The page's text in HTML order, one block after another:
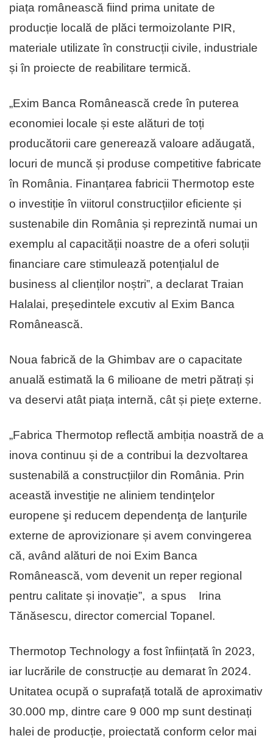
piața românească fiind prima unitate de
producție locală de plăci termoizolante PIR,
materiale utilizate în construcții civile, industriale
și în proiecte de reabilitare termică.
„Exim Banca Românească crede în puterea
economiei locale și este alături de toți
producătorii care generează valoare adăugată,
locuri de muncă și produse competitive fabricate
în România. Finanțarea fabricii Thermotop este
o investiție în viitorul construcțiilor eficiente și
sustenabile din România și reprezintă numai un
exemplu al capacității noastre de a oferi soluții
financiare care stimulează potențialul de
business al clienților noștri”, a declarat Traian
Halalai, președintele excutiv al Exim Banca
Românească.
Noua fabrică de la Ghimbav are o capacitate
anuală estimată la 6 milioane de metri pătrați și
va deservi atât piața internă, cât și piețe externe.
„Fabrica Thermotop reflectă ambiția noastră de a
inova continuu și de a contribui la dezvoltarea
sustenabilă a construcțiilor din România. Prin
această investiţie ne aliniem tendinţelor
europene şi reducem dependenţa de lanţurile
externe de aprovizionare și avem convingerea
că, având alături de noi Exim Banca
Românească, vom devenit un reper regional
pentru calitate și inovație”, a spus Irina
Tănăsescu, director comercial Topanel.
Thermotop Technology a fost înființată în 2023,
iar lucrările de construcție au demarat în 2024.
Unitatea ocupă o suprafață totală de aproximativ
30.000 mp, dintre care 9 000 mp sunt destinați
halei de producție, proiectată conform celor mai